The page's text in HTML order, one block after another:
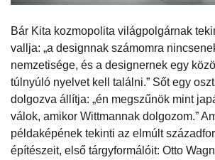
Bár Kita kozmopolita világpolgárnak
vallja: „a designnak számomra
nemzetisége, és a designernek egy
túlnyúló nyelvet kell találni.” Sőt egy
dolgozva állítja: „én megszűnök mint
válok, amikor Wittmannak dolgozom.”
példaképének tekinti az elmúlt
építészeit, első tárgyformálóit: Otto